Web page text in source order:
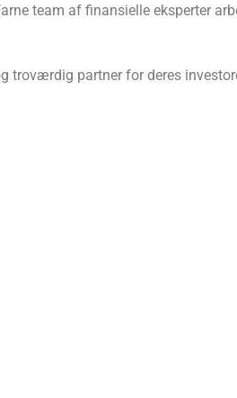
team af finansielle eksperter
troværdig partner for deres